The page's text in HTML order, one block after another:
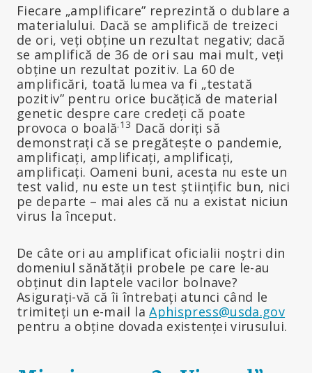
Fiecare „amplificare” reprezintă o dublare a
materialului. Dacă se amplifică de treizeci
de ori, veți obține un rezultat negativ; dacă
se amplifică de 36 de ori sau mai mult, veți
obține un rezultat pozitiv. La 60 de
amplificări, toată lumea va fi „testată
pozitiv” pentru orice bucățică de material
genetic despre care credeți că poate
provoca o boală.13 Dacă doriți să
demonstrați că se pregătește o pandemie,
amplificați, amplificați, amplificați,
amplificați. Oameni buni, acesta nu este un
test valid, nu este un test științific bun, nici
pe departe – mai ales că nu a existat niciun
virus la început.
De câte ori au amplificat oficialii noștri din
domeniul sănătății probele pe care le-au
obținut din laptele vacilor bolnave?
Asigurați-vă că îi întrebați atunci când le
trimiteți un e-mail laAphispress@usda.gov
pentru a obține dovada existenței virusului.